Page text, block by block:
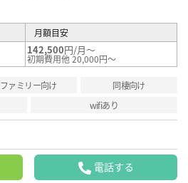
月額目安
142,500円/月～
初期費用他 20,000円～
ファミリー向け
同棲向け
wifiあり
電話する